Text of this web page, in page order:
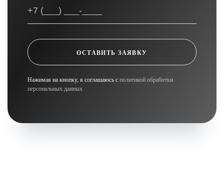
ОСТАВИТЬ ЗАЯВКУ
Нажимая на кнопку, я соглашаюсь с политикой обработки
персональных данных